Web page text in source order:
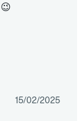
15/02/2025